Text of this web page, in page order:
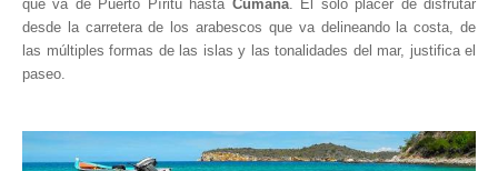
que va de Puerto Píritu hasta Cumaná. El sólo placer de disfrutar
desde la carretera de los arabescos que va delineando la costa, de
las múltiples formas de las islas y las tonalidades del mar, justifica el
paseo.